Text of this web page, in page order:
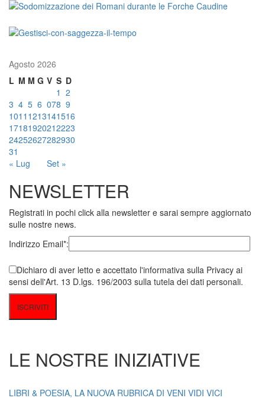
Agosto 2026
L M M G V S D
« Lug Set »
1 2
3 4 5 6 078 9
1011 1213141516
17181920212223
24252627282930
31
NEWSLETTER
Registrati in pochi click alla newsletter e sarai sempre aggiornato
sulle nostre news.
Indirizzo Email*:
Dichiaro di aver letto e accettato l'informativa sulla Privacy ai
sensi dell'Art. 13 D.lgs. 196/2003 sulla tutela dei dati personali.
LE NOSTRE INIZIATIVE
LIBRI & POESIA, LA NUOVA RUBRICA DI VENI VIDI VICI